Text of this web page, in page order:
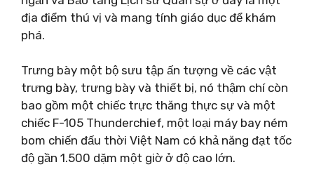
địa điểm thú vị và mang tính giáo dục để khám
phá.
Trưng bày một bộ sưu tập ấn tượng về các vật
trưng bày, trưng bày và thiết bị, nó thậm chí còn
bao gồm một chiếc trực thăng thực sự và một
chiếc F-105 Thunderchief, một loại máy bay ném
bom chiến đấu thời Việt Nam có khả năng đạt tốc
độ gần 1.500 dặm một giờ ở độ cao lớn.